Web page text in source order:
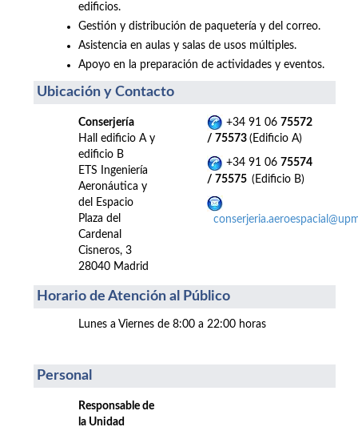
edificios.
Gestión y distribución de paquetería y del correo.
Asistencia en aulas y salas de usos múltiples.
Apoyo en la preparación de actividades y eventos.
Ubicación y Contacto
Conserjería
Hall edificio A y
edificio B
ETS Ingeniería
Aeronáutica y
del Espacio
Plaza del
Cardenal
Cisneros, 3
28040 Madrid
+34 91 06 75572
/ 75573 (Edificio A)
+34 91 06 75574
/ 75575 (Edificio B)
Horario de Atención al Público
Lunes a Viernes de 8:00 a 22:00 horas
Personal
Responsable de
la Unidad